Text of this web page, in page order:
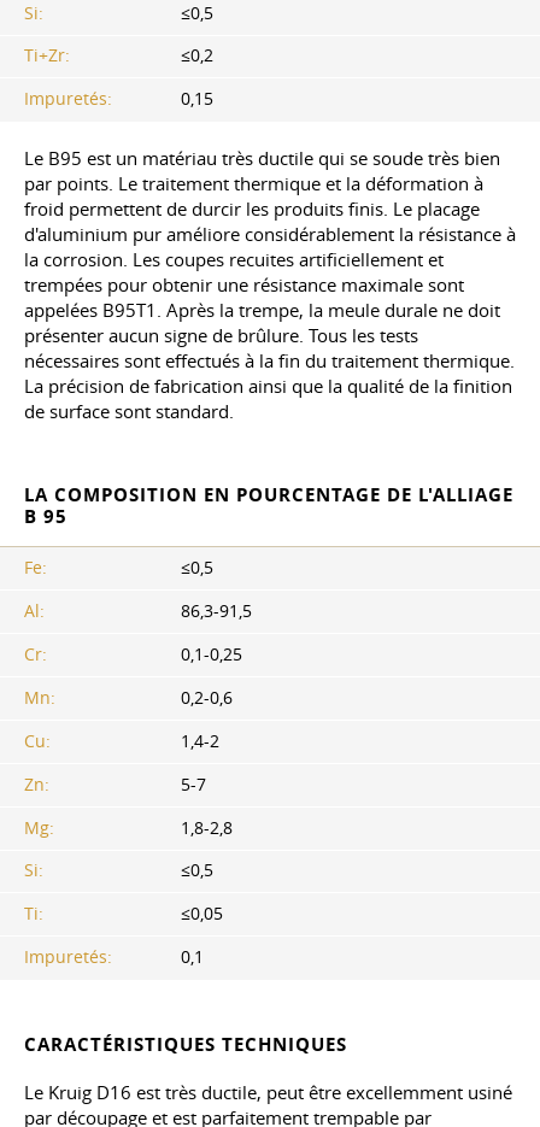
Si:
≤0,5
Ti+Zr:
≤0,2
Impuretés:
0,15
Le B95 est un matériau très ductile qui se soude très bien
par points. Le traitement thermique et la déformation à
froid permettent de durcir les produits finis. Le placage
d'aluminium pur améliore considérablement la résistance à
la corrosion. Les coupes recuites artificiellement et
trempées pour obtenir une résistance maximale sont
appelées B95T1. Après la trempe, la meule durale ne doit
présenter aucun signe de brûlure. Tous les tests
nécessaires sont effectués à la fin du traitement thermique.
La précision de fabrication ainsi que la qualité de la finition
de surface sont standard.
LA COMPOSITION EN POURCENTAGE DE L'ALLIAGE
B 95
Fe:
≤0,5
Al:
86,3-91,5
Cr:
0,1-0,25
Mn:
0,2-0,6
Cu:
1,4-2
Zn:
5-7
Mg:
1,8-2,8
Si:
≤0,5
Ti:
≤0,05
Impuretés:
0,1
CARACTÉRISTIQUES TECHNIQUES
Le Kruig D16 est très ductile, peut être excellemment usiné
par découpage et est parfaitement trempable par